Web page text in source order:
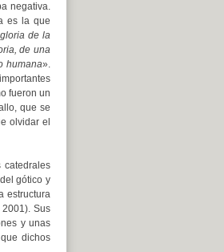
negativa.
es la que
de la
de una
humana».
fueron un
que se
olvidar el
catedrales
gótico y
estructura
Sus
y unas
dichos